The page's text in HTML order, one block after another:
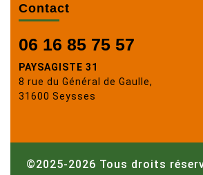
Contact
06 16 85 75 57
PAYSAGISTE 31
8 rue du Général de Gaulle,
31600 Seysses
©2025-2026 Tous droits